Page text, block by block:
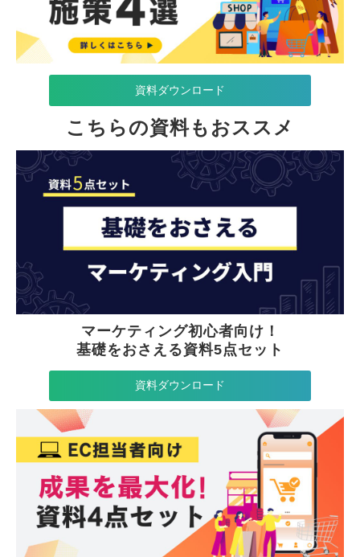
資料ダウンロード
こちらの資料もおススメ
マーケティング初心者向け！
基礎をおさえる資料5点セット
資料ダウンロード